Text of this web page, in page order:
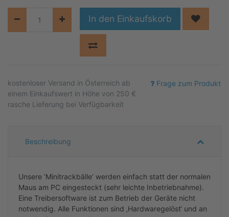
In den Einkaufskorb
Frage zum Produkt
kostenloser Versand in Österreich ab
einem Einkaufswert in Höhe von 250 €
rasche Lieferung bei Verfügbarkeit
Beschreibung
Unsere ’Minitrackbälle‘ werden einfach statt der normalen
Maus am PC eingesteckt (sehr leichte Inbetriebnahme).
Eine Treibersoftware ist zum Betrieb der Geräte nicht
notwendig. Alle Funktionen sind ‚Hardwaregelöst‘ und an